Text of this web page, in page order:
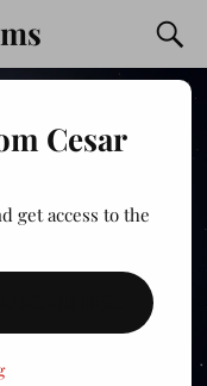
Cesar
get access to the